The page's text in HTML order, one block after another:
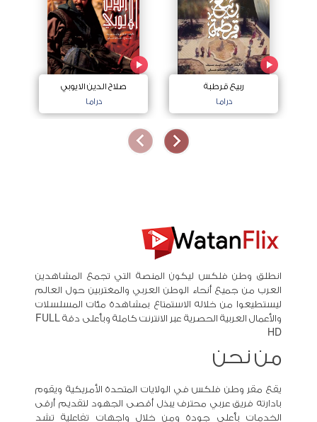
ربيع قرطبة
دراما
صلاح الدين الايوبي
دراما
انطلق وطن فلكس ليكون المنصة التي تجمع المشاهدين
العرب من جميع أنحاء الوطن العربي والمغتربين حول العالم
ليستطيعوا من خلاله الاستمتاع بمشاهدة مئات المسلسلات
والأعمال العربية الحصرية عبر الانترنت كاملة وبأعلى دقة FULL
HD
من نحن
يقع مقر وطن فلكس في الولايات المتحدة الأمريكية ويقوم
بادارته فريق عربي محترف يبذل أقصى الجهود لتقديم أرقى
الخدمات بأعلى جودة ومن خلال واجهات تفاعلية تشد